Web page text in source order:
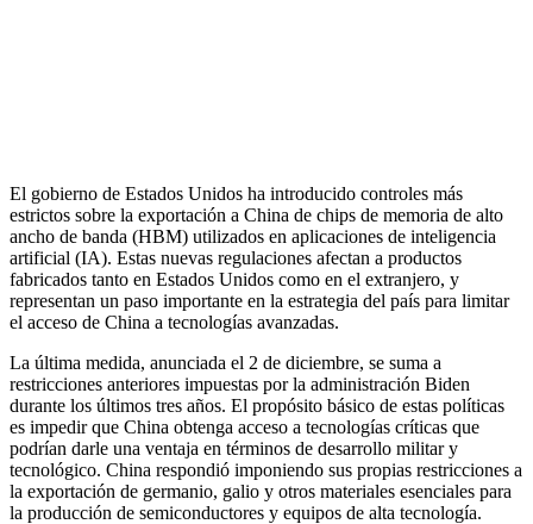
El gobierno de Estados Unidos ha introducido controles más
estrictos sobre la exportación a China de chips de memoria de alto
ancho de banda (HBM) utilizados en aplicaciones de inteligencia
artificial (IA). Estas nuevas regulaciones afectan a productos
fabricados tanto en Estados Unidos como en el extranjero, y
representan un paso importante en la estrategia del país para limitar
el acceso de China a tecnologías avanzadas.
La última medida, anunciada el 2 de diciembre, se suma a
restricciones anteriores impuestas por la administración Biden
durante los últimos tres años. El propósito básico de estas políticas
es impedir que China obtenga acceso a tecnologías críticas que
podrían darle una ventaja en términos de desarrollo militar y
tecnológico. China respondió imponiendo sus propias restricciones a
la exportación de germanio, galio y otros materiales esenciales para
la producción de semiconductores y equipos de alta tecnología.